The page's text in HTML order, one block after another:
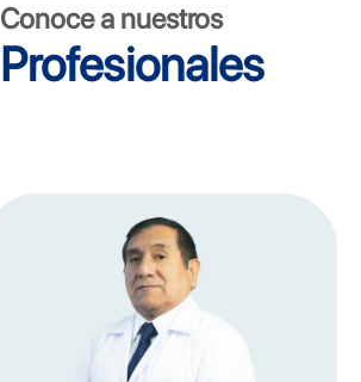
Conoce a nuestros
Profesionales